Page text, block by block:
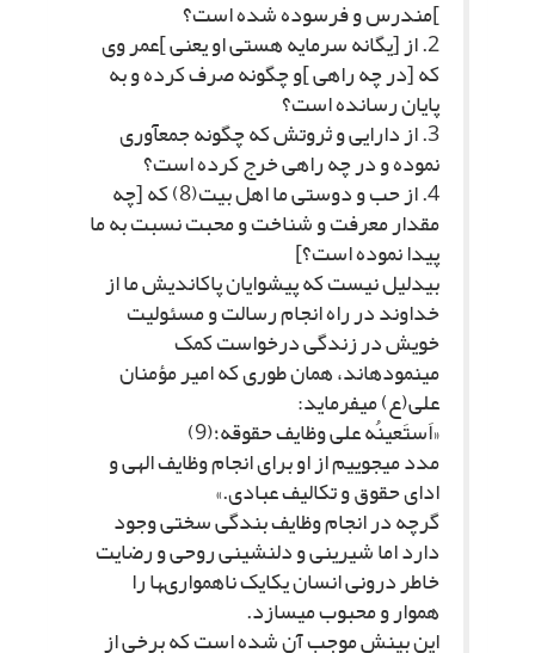
]مندرس و فرسوده شده است؟
2. از [یگانه سرمایه هستى او یعنى ]عمر وى
که [در چه راهى ]و چگونه صرف کرده و به
پایان رسانده است؟
3. از دارایى و ثروتش که چگونه جمع‏آورى
نموده و در چه راهى خرج کرده است؟
4. از حب و دوستى ما اهل بیت(8) که [چه
مقدار معرفت و شناخت و محبت نسبت به ما
پیدا نموده است؟]
بى‏دلیل نیست که پیشوایان پاک‏اندیش ما از
خداوند در راه انجام رسالت و مسئولیت
خویش در زندگى درخواست کمک
مى‏نموده‏اند، همان طورى که امیر مؤمنان
على(ع) مى‏فرماید:
«اَستَعینُه على وظایف حقوقه؛(9)
مدد مى‏جوییم از او براى انجام وظایف الهى و
اداى حقوق و تکالیف عبادى.»
گرچه در انجام وظایف بندگى سختى وجود
دارد اما شیرینى و دلنشینى روحى و رضایت
خاطر درونى انسان یکایک ناهموارى‏ها را
هموار و محبوب مى‏سازد.
این بینش موجب آن شده است که برخى از